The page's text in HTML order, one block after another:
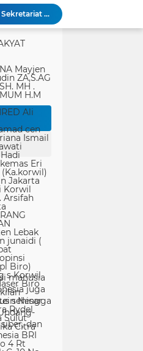
Peringatan Hari Veteran Nasional 2026 Kemenhan Renovasi Sekretariat LVRI dan Bedah Rumah Veteran di 19 Provinsi
Undang
Polri Pastikan Proses Pemeriksaan Personel di Aceh Dilaksanakan Secara Profesional dan Transparan
Panglima TNI Sambut Kepulangan Satgas Kizi TNI Kontingen Garuda XX-V MONUSCO
terkait masalah SARA, kesusilaan, masa depan anak, pengalaman traumatik korban atau berdasarkan pertimbangan khusus lain yang ditetapkan Dewan Pers. Media siber lain wajib mengikuti pencabutan kutipan berita dari media asal yang telah dicabut. Pencabutan berita wajib disertai dengan alasan pencabutan dan diumumkan kepada publik. 6. Iklan Media siber wajib membedakan dengan tegas antara produk berita dan iklan. Setiap berita/artikel/isi yang merupakan iklan dan atau isi berbayar wajib mencantumkan keterangan ”advertorial”, ”iklan”, ”ads”, ”spons
manusia
juga
sehingga
dan